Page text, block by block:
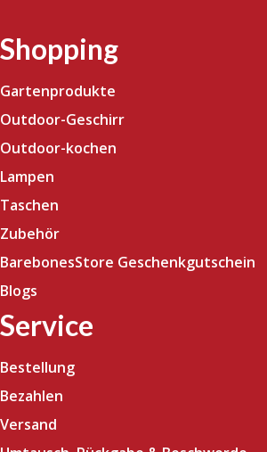
Shopping
Gartenprodukte
Outdoor-Geschirr
Outdoor-kochen
Lampen
Taschen
Zubehör
BarebonesStore Geschenkgutschein
Blogs
Service
Bestellung
Bezahlen
Versand